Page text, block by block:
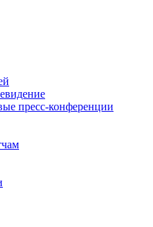
пресс-конференции